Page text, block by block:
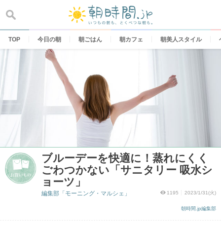
content
TOP 今日の朝 朝ごはん 朝カフェ 朝美人スタイル
ブルーデーを快適に！蒸れにくく
ごわつかない「サニタリー 吸水シ
ョーツ」
1195 2023/1/31(火)
朝時間.jp編集部
編集部「モーニング・マルシェ」